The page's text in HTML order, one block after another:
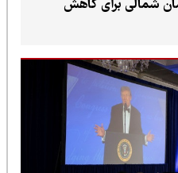
برای کاهش